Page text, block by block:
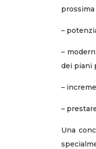
–
–
dei piani
–
–
Una